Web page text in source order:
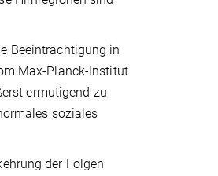
Beeinträchtigung in
Max-Planck-Institut
ermutigend zu
soziales
der Folgen